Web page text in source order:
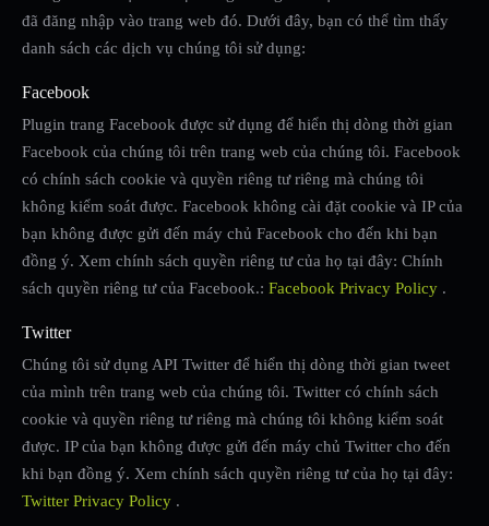
đã đăng nhập vào trang web đó. Dưới đây, bạn có thể tìm thấy
danh sách các dịch vụ chúng tôi sử dụng:
Facebook
Plugin trang Facebook được sử dụng để hiển thị dòng thời gian
Facebook của chúng tôi trên trang web của chúng tôi. Facebook
có chính sách cookie và quyền riêng tư riêng mà chúng tôi
không kiểm soát được. Facebook không cài đặt cookie và IP của
bạn không được gửi đến máy chủ Facebook cho đến khi bạn
đồng ý. Xem chính sách quyền riêng tư của họ tại đây: Chính
sách quyền riêng tư của Facebook.: Facebook Privacy Policy .
Twitter
Chúng tôi sử dụng API Twitter để hiển thị dòng thời gian tweet
của mình trên trang web của chúng tôi. Twitter có chính sách
cookie và quyền riêng tư riêng mà chúng tôi không kiểm soát
được. IP của bạn không được gửi đến máy chủ Twitter cho đến
khi bạn đồng ý. Xem chính sách quyền riêng tư của họ tại đây:
Twitter Privacy Policy .